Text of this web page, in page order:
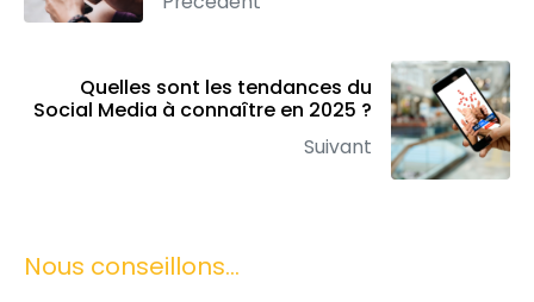
Quelles sont les tendances du
Social Media à connaître en 2025 ?
Suivant
Nous conseillons...